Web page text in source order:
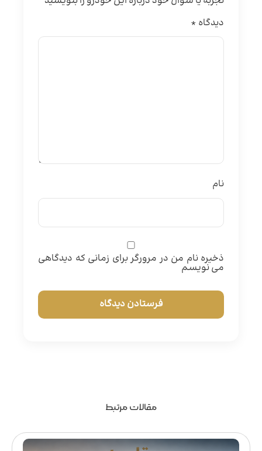
دیدگاه *
نام
ذخیره نام من در مرورگر برای زمانی که دیدگاهی
می نویسم
مقالات مرتبط